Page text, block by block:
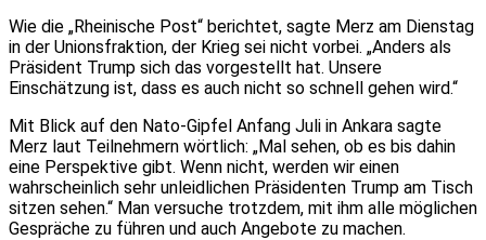
Wie die „Rheinische Post“ berichtet, sagte Merz am Dienstag
in der Unionsfraktion, der Krieg sei nicht vorbei. „Anders als
Präsident Trump sich das vorgestellt hat. Unsere
Einschätzung ist, dass es auch nicht so schnell gehen wird.“
Mit Blick auf den Nato-Gipfel Anfang Juli in Ankara sagte
Merz laut Teilnehmern wörtlich: „Mal sehen, ob es bis dahin
eine Perspektive gibt. Wenn nicht, werden wir einen
wahrscheinlich sehr unleidlichen Präsidenten Trump am Tisch
sitzen sehen.“ Man versuche trotzdem, mit ihm alle möglichen
Gespräche zu führen und auch Angebote zu machen.